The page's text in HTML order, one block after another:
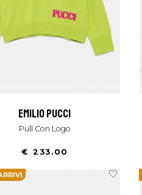
emilio pucci
Pull Con Logo
€ 233.00